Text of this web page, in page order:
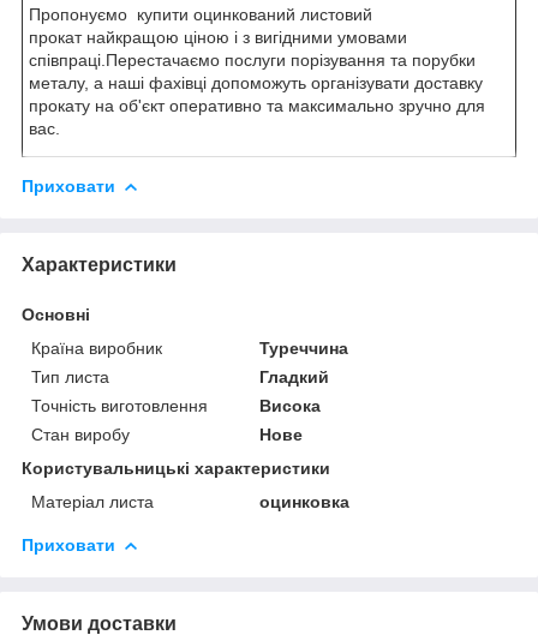
Пропонуємо купити оцинкований листовий
прокат найкращою ціною і з вигідними умовами
співпраці.Перестачаємо послуги порізування та порубки
металу, а наші фахівці допоможуть організувати доставку
прокату на об'єкт оперативно та максимально зручно для
вас.
Приховати
Характеристики
Основні
Країна виробник
Туреччина
Тип листа
Гладкий
Точність виготовлення
Висока
Стан виробу
Нове
Користувальницькі характеристики
Матеріал листа
оцинковка
Приховати
Умови доставки